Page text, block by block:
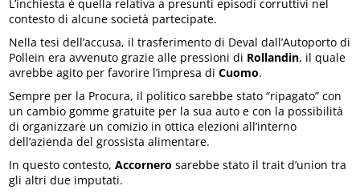
L’inchiesta è quella relativa a presunti episodi corruttivi nel
contesto di alcune società partecipate.
Nella tesi dell’accusa, il trasferimento di Deval dall’Autoporto di
Pollein era avvenuto grazie alle pressioni di Rollandin, il quale
avrebbe agito per favorire l’impresa diCuomo.
Sempre per la Procura, il politico sarebbe stato “ripagato” con
un cambio gomme gratuite per la sua auto e con la possibilità
di organizzare un comizio in ottica elezioni all’interno
dell’azienda del grossista alimentare.
In questo contesto,Accornero sarebbe stato il trait d’union tra
gli altri due imputati.